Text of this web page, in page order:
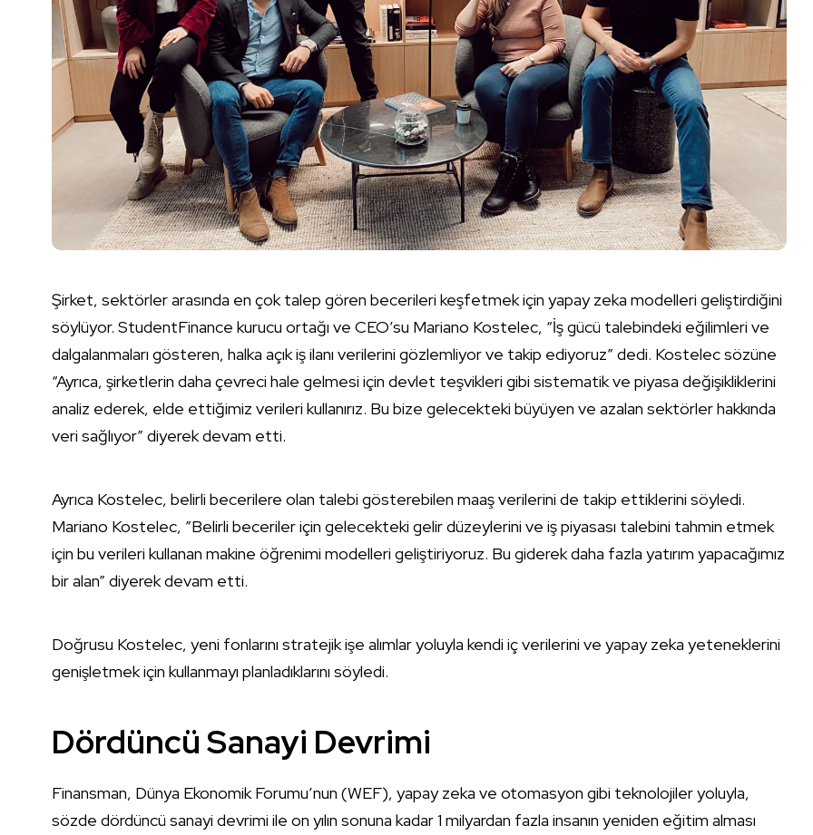
Şirket, sektörler arasında en çok talep gören becerileri keşfetmek için yapay zeka modelleri geliştirdiğini
söylüyor. StudentFinance kurucu ortağı ve CEO’su Mariano Kostelec, “İş gücü talebindeki eğilimleri ve
dalgalanmaları gösteren, halka açık iş ilanı verilerini gözlemliyor ve takip ediyoruz” dedi. Kostelec sözüne
“Ayrıca, şirketlerin daha çevreci hale gelmesi için devlet teşvikleri gibi sistematik ve piyasa değişikliklerini
analiz ederek, elde ettiğimiz verileri kullanırız. Bu bize gelecekteki büyüyen ve azalan sektörler hakkında
veri sağlıyor” diyerek devam etti.
Ayrıca Kostelec, belirli becerilere olan talebi gösterebilen maaş verilerini de takip ettiklerini söyledi.
Mariano Kostelec, ”Belirli beceriler için gelecekteki gelir düzeylerini ve iş piyasası talebini tahmin etmek
için bu verileri kullanan makine öğrenimi modelleri geliştiriyoruz. Bu giderek daha fazla yatırım yapacağımız
bir alan” diyerek devam etti.
Doğrusu Kostelec, yeni fonlarını stratejik işe alımlar yoluyla kendi iç verilerini ve yapay zeka yeteneklerini
genişletmek için kullanmayı planladıklarını söyledi.
Dördüncü Sanayi Devrimi
Finansman, Dünya Ekonomik Forumu’nun (WEF), yapay zeka ve otomasyon gibi teknolojiler yoluyla,
sözde dördüncü sanayi devrimi ile on yılın sonuna kadar 1 milyardan fazla insanın yeniden eğitim alması